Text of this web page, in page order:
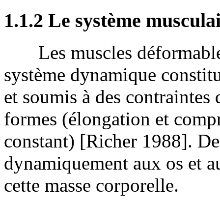
1.1.2 Le système
Les muscles
système dynamique
et soumis à des
formes (élongation et
constant) [Richer 1988].
dynamiquement aux os et
cette masse corporelle.